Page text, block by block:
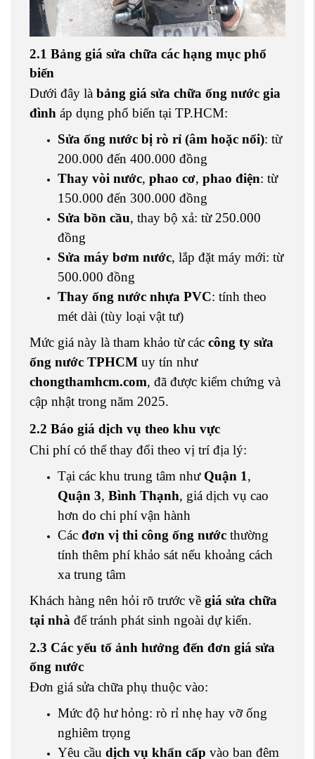
2.1 Bảng giá sửa chữa các hạng mục phổ
biến
Dưới đây là bảng giá sửa chữa ống nước gia
đình áp dụng phổ biến tại TP.HCM:
Sửa ống nước bị rò rỉ (âm hoặc nổi): từ
200.000 đến 400.000 đồng
Thay vòi nước, phao cơ, phao điện: từ
150.000 đến 300.000 đồng
Sửa bồn cầu, thay bộ xả: từ 250.000
đồng
Sửa máy bơm nước, lắp đặt máy mới: từ
500.000 đồng
Thay ống nước nhựa PVC: tính theo
mét dài (tùy loại vật tư)
Mức giá này là tham khảo từ các công ty sửa
ống nước TPHCM uy tín như
chongthamhcm.com, đã được kiểm chứng và
cập nhật trong năm 2025.
2.2 Báo giá dịch vụ theo khu vực
Chi phí có thể thay đổi theo vị trí địa lý:
Tại các khu trung tâm như Quận 1,
Quận 3, Bình Thạnh, giá dịch vụ cao
hơn do chi phí vận hành
Các đơn vị thi công ống nước thường
tính thêm phí khảo sát nếu khoảng cách
xa trung tâm
Khách hàng nên hỏi rõ trước về giá sửa chữa
tại nhà để tránh phát sinh ngoài dự kiến.
2.3 Các yếu tố ảnh hưởng đến đơn giá sửa
ống nước
Đơn giá sửa chữa phụ thuộc vào:
Mức độ hư hỏng: rò rỉ nhẹ hay vỡ ống
nghiêm trọng
Yêu cầu dịch vụ khẩn cấp vào ban đêm